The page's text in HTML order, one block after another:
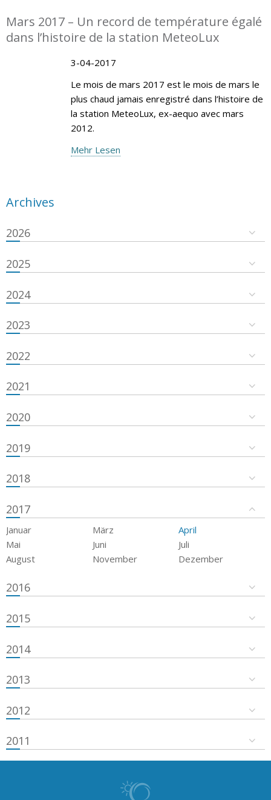
Mars 2017 – Un record de température égalé
dans l’histoire de la station MeteoLux
3-04-2017
Le mois de mars 2017 est le mois de mars le
plus chaud jamais enregistré dans l’histoire de
la station MeteoLux, ex-aequo avec mars
2012.
Mehr Lesen
Archives
2026
2025
2024
2023
2022
2021
2020
2019
2018
2017
Januar März
April
Mai
Juni
Juli
August
November Dezember
2016
2015
2014
2013
2012
2011